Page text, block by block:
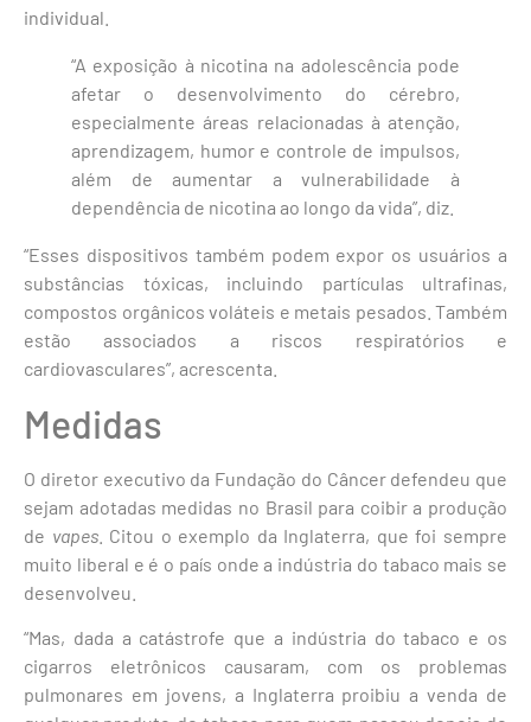
individual.
“A exposição à nicotina na adolescência pode
afetar o desenvolvimento do cérebro,
especialmente áreas relacionadas à atenção,
aprendizagem, humor e controle de impulsos,
além de aumentar a vulnerabilidade à
dependência de nicotina ao longo da vida”, diz.
“Esses dispositivos também podem expor os usuários a
substâncias tóxicas, incluindo partículas ultrafinas,
compostos orgânicos voláteis e metais pesados. Também
estão associados a riscos respiratórios e
cardiovasculares”, acrescenta.
Medidas
O diretor executivo da Fundação do Câncer defendeu que
sejam adotadas medidas no Brasil para coibir a produção
de vapes. Citou o exemplo da Inglaterra, que foi sempre
muito liberal e é o país onde a indústria do tabaco mais se
desenvolveu.
“Mas, dada a catástrofe que a indústria do tabaco e os
cigarros eletrônicos causaram, com os problemas
pulmonares em jovens, a Inglaterra proibiu a venda de